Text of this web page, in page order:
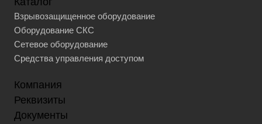
Взрывозащищенное оборудование
Оборудование СКС
Сетевое оборудование
Средства управления доступом
Компания
Реквизиты
Документы